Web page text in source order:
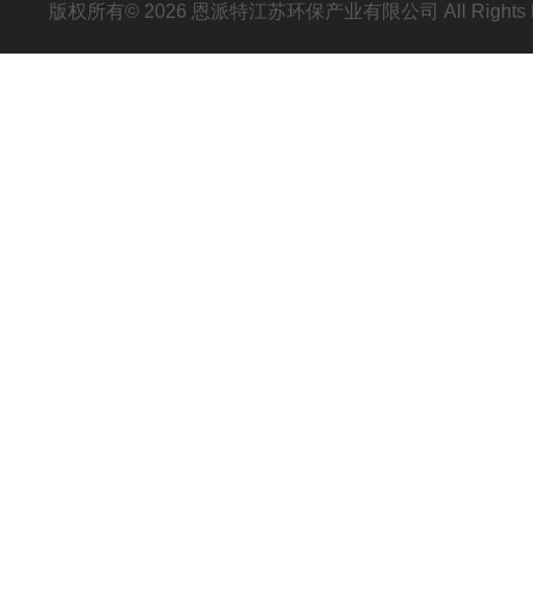
版权所有© 2026 恩派特江苏环保产业有限公司 All